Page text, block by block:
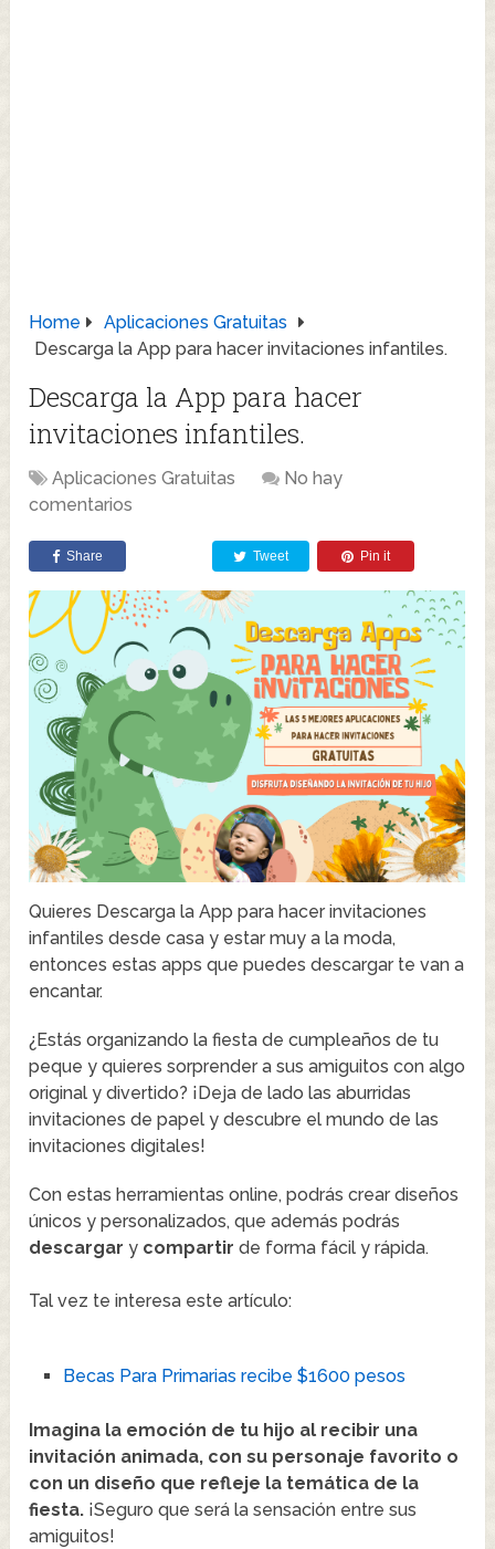
Home
Aplicaciones Gratuitas
Descarga la App para hacer invitaciones infantiles.
Descarga la App para hacer
invitaciones infantiles.
Aplicaciones Gratuitas
No hay
comentarios
Share Tweet Pin it
Quieres Descarga la App para hacer invitaciones
infantiles desde casa y estar muy a la moda,
entonces estas apps que puedes descargar te van a
encantar.
¿Estás organizando la fiesta de cumpleaños de tu
peque y quieres sorprender a sus amiguitos con algo
original y divertido? ¡Deja de lado las aburridas
invitaciones de papel y descubre el mundo de las
invitaciones digitales!
Con estas herramientas online, podrás crear diseños
únicos y personalizados, que además podrás
descargar y compartir de forma fácil y rápida.
Tal vez te interesa este artículo:
Becas Para Primarias recibe $1600 pesos
Imagina la emoción de tu hijo al recibir una
invitación animada, con su personaje favorito o
con un diseño que refleje la temática de la
fiesta. ¡Seguro que será la sensación entre sus
amiguitos!